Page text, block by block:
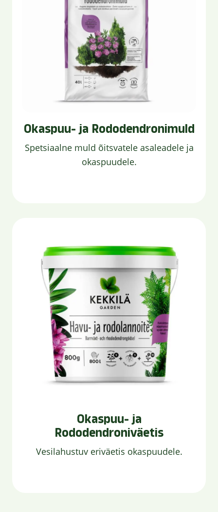
Okaspuu- ja Rododendronimuld
Spetsiaalne muld õitsvatele asaleadele ja
okaspuudele.
Okaspuu- ja
Rododendroniväetis
Vesilahustuv eriväetis okaspuudele.